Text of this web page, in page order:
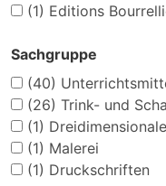
(1) Editions
Sachgruppe
(40)
(26) Trink- und
(1)
(1) Malerei
(1) Druckschriften